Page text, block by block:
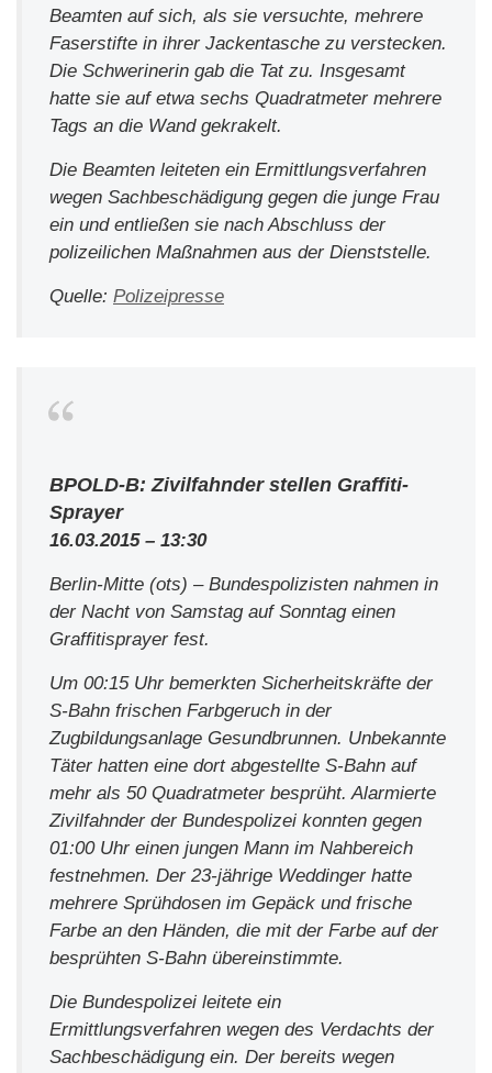
Beamten auf sich, als sie versuchte, mehrere
Faserstifte in ihrer Jackentasche zu verstecken.
Die Schwerinerin gab die Tat zu. Insgesamt
hatte sie auf etwa sechs Quadratmeter mehrere
Tags an die Wand gekrakelt.
Die Beamten leiteten ein Ermittlungsverfahren
wegen Sachbeschädigung gegen die junge Frau
ein und entließen sie nach Abschluss der
polizeilichen Maßnahmen aus der Dienststelle.
Quelle: Polizeipresse
BPOLD-B: Zivilfahnder stellen Graffiti-
Sprayer
16.03.2015 – 13:30
Berlin-Mitte (ots) – Bundespolizisten nahmen in
der Nacht von Samstag auf Sonntag einen
Graffitisprayer fest.
Um 00:15 Uhr bemerkten Sicherheitskräfte der
S-Bahn frischen Farbgeruch in der
Zugbildungsanlage Gesundbrunnen. Unbekannte
Täter hatten eine dort abgestellte S-Bahn auf
mehr als 50 Quadratmeter besprüht. Alarmierte
Zivilfahnder der Bundespolizei konnten gegen
01:00 Uhr einen jungen Mann im Nahbereich
festnehmen. Der 23-jährige Weddinger hatte
mehrere Sprühdosen im Gepäck und frische
Farbe an den Händen, die mit der Farbe auf der
besprühten S-Bahn übereinstimmte.
Die Bundespolizei leitete ein
Ermittlungsverfahren wegen des Verdachts der
Sachbeschädigung ein. Der bereits wegen